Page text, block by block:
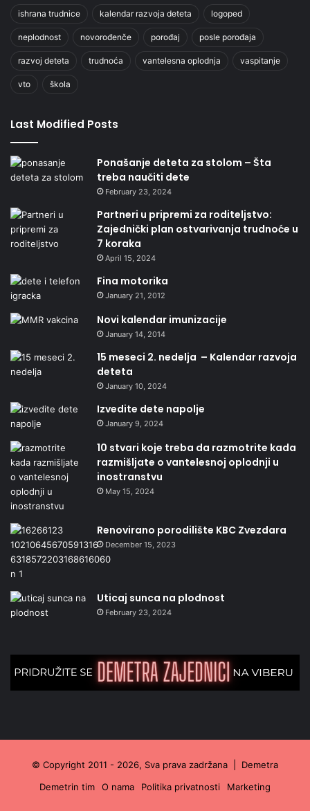
ishrana trudnice kalendar razvoja deteta logoped
neplodnost novorođenče porođaj posle porođaja
razvoj deteta trudnoća vantelesna oplodnja vaspitanje
vto škola
Last Modified Posts
Ponašanje deteta za stolom – Šta
treba naučiti dete
February 23, 2024
Partneri u pripremi za roditeljstvo:
Zajednički plan ostvarivanja trudnoće u
7 koraka
April 15, 2024
Fina motorika
January 21, 2012
Novi kalendar imunizacije
January 14, 2014
15 meseci 2. nedelja – Kalendar razvoja
deteta
January 10, 2024
Izvedite dete napolje
January 9, 2024
10 stvari koje treba da razmotrite kada
razmišljate o vantelesnoj oplodnji u
inostranstvu
May 15, 2024
Renovirano porodilište KBC Zvezdara
December 15, 2023
Uticaj sunca na plodnost
February 23, 2024
© Copyright 2011 - 2026, Sva prava zadržana | Demetra
Demetrin tim
O nama Politika privatnosti Marketing